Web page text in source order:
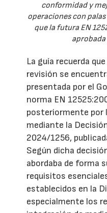
conformidad y
operaciones con
que la futura EN
La guía recuerda
revisión se
presentada por el
norma EN
posteriormente por
mediante la
2024/1256,
Según dicha
abordaba de forma
requisitos
establecidos en la
especialmente los